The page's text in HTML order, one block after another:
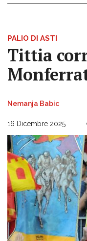
PALIO DI ASTI
Tittia
Nemanja Babic
16 Dicembre 2025